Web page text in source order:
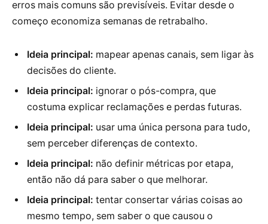
erros mais comuns são previsíveis. Evitar desde o
começo economiza semanas de retrabalho.
Ideia principal: mapear apenas canais, sem ligar às
decisões do cliente.
Ideia principal: ignorar o pós-compra, que
costuma explicar reclamações e perdas futuras.
Ideia principal: usar uma única persona para tudo,
sem perceber diferenças de contexto.
Ideia principal: não definir métricas por etapa,
então não dá para saber o que melhorar.
Ideia principal: tentar consertar várias coisas ao
mesmo tempo, sem saber o que causou o